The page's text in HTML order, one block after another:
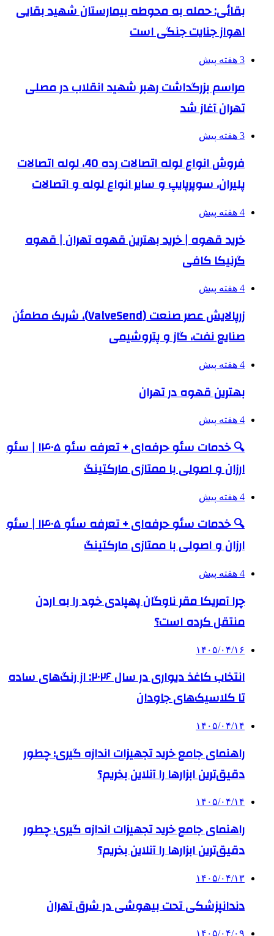
بقائی: حمله به محوطه بیمارستان شهید بقایی
اهواز جنایت جنگی است
3 هفته پیش
مراسم بزرگداشت رهبر شهید انقلاب در مصلی
تهران آغاز شد
3 هفته پیش
فروش انواع لوله اتصالات رده 40، لوله اتصالات
پلیران، سوپرپایپ و سایر انواع لوله و اتصالات
4 هفته پیش
خرید قهوه | خرید بهترین قهوه تهران | قهوه
گرنیکا کافی
4 هفته پیش
زرپالایش عصر صنعت (ValveSend)، شریک مطمئن
صنایع نفت، گاز و پتروشیمی
4 هفته پیش
بهترین قهوه در تهران
4 هفته پیش
🔍 خدمات سئو حرفه‌ای + تعرفه سئو ۱۴۰۵ | سئو
ارزان و اصولی با ممتازی مارکتینگ
4 هفته پیش
🔍 خدمات سئو حرفه‌ای + تعرفه سئو ۱۴۰۵ | سئو
ارزان و اصولی با ممتازی مارکتینگ
4 هفته پیش
چرا آمریکا مقر ناوگان پهپادی خود را به اردن
منتقل کرده است؟
۱۴۰۵/۰۴/۱۶
انتخاب کاغذ دیواری در سال ۲۰۲۶: از رنگ‌های ساده
تا کلاسیک‌های جاودان
۱۴۰۵/۰۴/۱۴
راهنمای جامع خرید تجهیزات اندازه گیری؛ چطور
دقیق‌ترین ابزارها را آنلاین بخریم؟
۱۴۰۵/۰۴/۱۴
راهنمای جامع خرید تجهیزات اندازه گیری؛ چطور
دقیق‌ترین ابزارها را آنلاین بخریم؟
۱۴۰۵/۰۴/۱۳
دندانپزشکی تحت بیهوشی در شرق تهران
۱۴۰۵/۰۴/۰۹